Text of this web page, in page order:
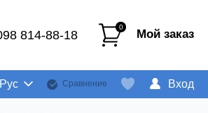
814-88-18
0 Мой заказ
Рус Сравнение Вход